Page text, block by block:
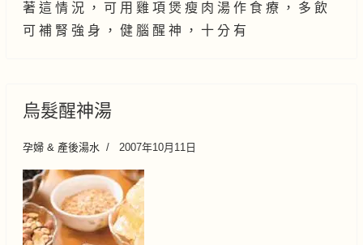
著 這 情 況 ， 可 用 雞 項 煲 瘦 肉 湯 作 食 療 ， 多 飲
可 補 腎 強 身 ， 健 腦 醒 神 ， 十 分 有
烏髮醒神湯
孕婦 & 產後湯水 2007年10月11日